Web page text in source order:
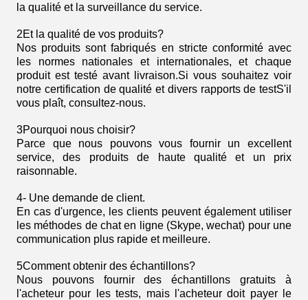
la qualité et la surveillance du service.
2Et la qualité de vos produits?
Nos produits sont fabriqués en stricte conformité avec
les normes nationales et internationales, et chaque
produit est testé avant livraison.Si vous souhaitez voir
notre certification de qualité et divers rapports de testS'il
vous plaît, consultez-nous.
3Pourquoi nous choisir?
Parce que nous pouvons vous fournir un excellent
service, des produits de haute qualité et un prix
raisonnable.
4- Une demande de client.
En cas d'urgence, les clients peuvent également utiliser
les méthodes de chat en ligne (Skype, wechat) pour une
communication plus rapide et meilleure.
5Comment obtenir des échantillons?
Nous pouvons fournir des échantillons gratuits à
l'acheteur pour les tests, mais l'acheteur doit payer le